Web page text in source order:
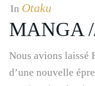
In Otaku
MANGA
Nous avions laissé
d’une nouvelle